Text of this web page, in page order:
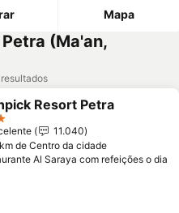
Mapa
(Ma'an,
aos favoritos
Resort Petra
11.040
de Centro da cidade
Al Saraya com refeições o dia